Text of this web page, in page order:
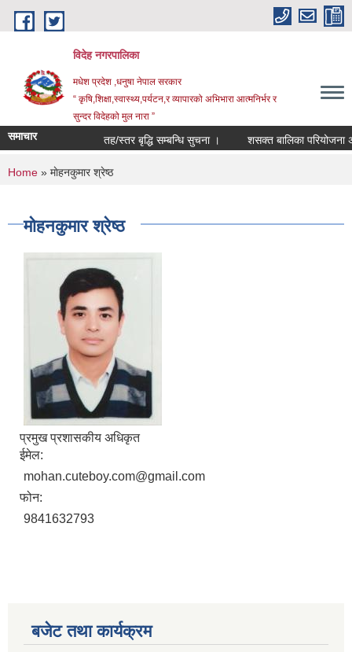
Skip to main content
विदेह नगरपालिका
मधेश प्रदेश ,धनुषा नेपाल सरकार
“ कृषि,शिक्षा,स्वास्थ्य,पर्यटन,र व्यापारको अभिभारा आत्मनिर्भर र
सुन्दर विदेहको मुल नारा ”
समाचार तह/स्तर बृद्धि सम्बन्धि सुचना । शसक्त बालिका परियोजना
You are here
Home » माेहनकुमार श्रेष्ठ
माेहनकुमार श्रेष्ठ
प्रमुख प्रशासकीय अधिकृत
ईमेल:
mohan.cuteboy.com@gmail.com
फोन:
9841632793
बजेट तथा कार्यक्रम